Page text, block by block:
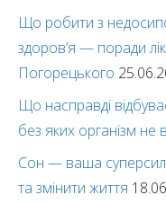
Що робити з
здоров’я — поради
Погорецького
Що насправді
без яких організм не
Сон — ваша
та змінити життя